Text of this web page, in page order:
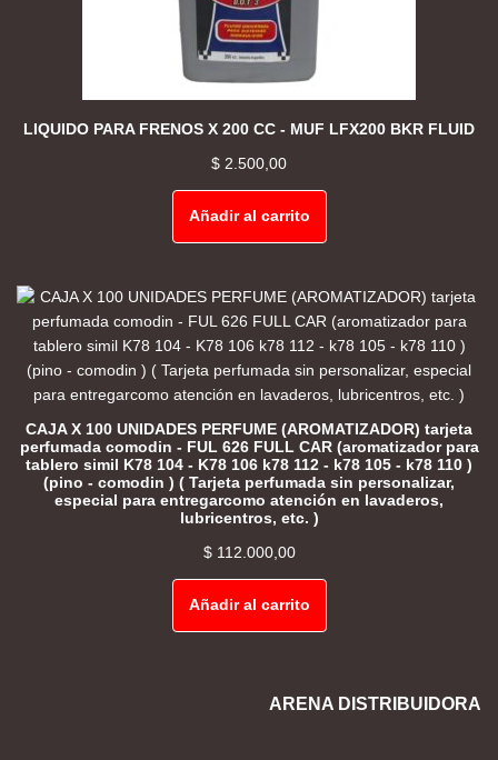
LIQUIDO PARA FRENOS X 200 CC - MUF LFX200 BKR FLUID
$ 2.500,00
Añadir al carrito
CAJA X 100 UNIDADES PERFUME (AROMATIZADOR) tarjeta
perfumada comodin - FUL 626 FULL CAR (aromatizador para
tablero simil K78 104 - K78 106 k78 112 - k78 105 - k78 110 )
(pino - comodin ) ( Tarjeta perfumada sin personalizar,
especial para entregarcomo atención en lavaderos,
lubricentros, etc. )
$112.000,00
Añadir al carrito
ARENA DISTRIBUIDORA